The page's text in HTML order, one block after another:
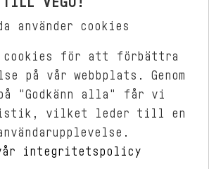
använder cookies
cookies för att förbättra
på vår webbplats. Genom
"Godkänn alla" får vi
vilket leder till en
vår integritetspolicy